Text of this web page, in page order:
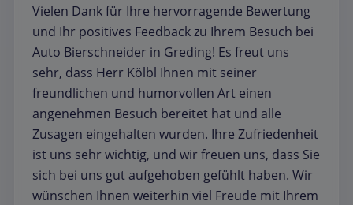
Vielen Dank für Ihre hervorragende Bewertung
und Ihr positives Feedback zu Ihrem Besuch bei
Auto Bierschneider in Greding! Es freut uns
sehr, dass Herr Kölbl Ihnen mit seiner
freundlichen und humorvollen Art einen
angenehmen Besuch bereitet hat und alle
Zusagen eingehalten wurden. Ihre Zufriedenheit
ist uns sehr wichtig, und wir freuen uns, dass Sie
sich bei uns gut aufgehoben gefühlt haben. Wir
wünschen Ihnen weiterhin viel Freude mit Ihrem